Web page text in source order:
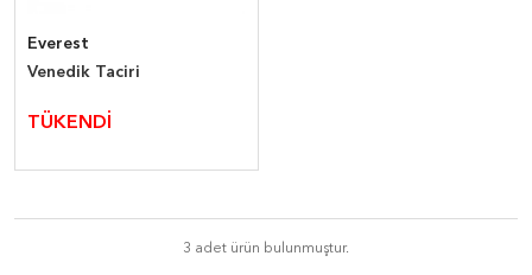
Everest
Venedik Taciri
TÜKENDİ
3 adet ürün bulunmuştur.